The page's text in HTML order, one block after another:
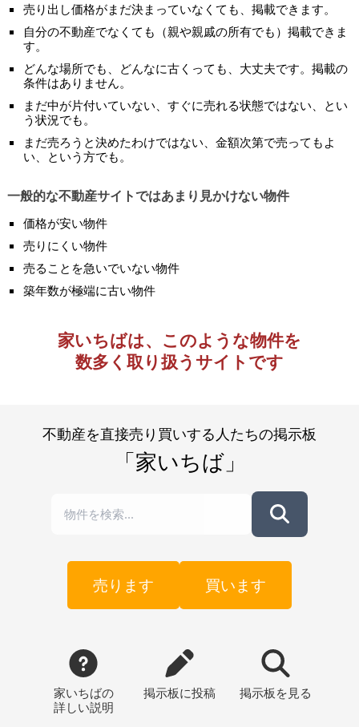
売り出し価格がまだ決まっていなくても、掲載できます。
自分の不動産でなくても（親や親戚の所有でも）掲載できま
す。
どんな場所でも、どんなに古くっても、大丈夫です。掲載の
条件はありません。
まだ中が片付いていない、すぐに売れる状態ではない、とい
う状況でも。
まだ売ろうと決めたわけではない、金額次第で売ってもよ
い、という方でも。
一般的な不動産サイトではあまり見かけない物件
価格が安い物件
売りにくい物件
売ることを急いでいない物件
築年数が極端に古い物件
家いちばは、このような物件を
数多く取り扱うサイトです
不動産を直接売り買いする人たちの掲示板
「家いちば」
売ります 買います
家いちばの
詳しい説明
掲示板に投稿 掲示板 を見る